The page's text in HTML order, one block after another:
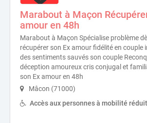
Marabout à Maçon
amour en 48h
Marabout à Maçon Spécialise problème
récupérer son Ex amour fidélité en couple
des sentiments sauvés son couple
déception amoureux cris conjugal et
son Ex amour en 48h
Mâcon (71000)
Accès aux personnes à mobilité